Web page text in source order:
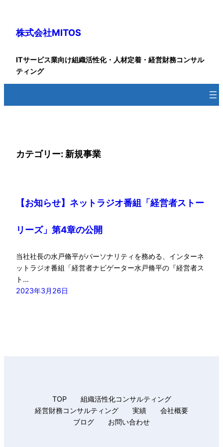
株式会社MITOS
ITサービス業向け組織活性化・人材定着・経営財務コンサル
ティング
カテゴリー: 新規事業
【お知らせ】ネットラジオ番組「経営者ストー
リーズ」第4章の公開
当社社長の水戸脩平がパーソナリティを務める、インターネ
ットラジオ番組「経営者ナビゲーター水戸脩平の『経営者ス
ト…
2023年3月26日
TOP
組織活性化コンサルティング
経営財務コンサルティング
実績
会社概要
ブログ
お問い合わせ